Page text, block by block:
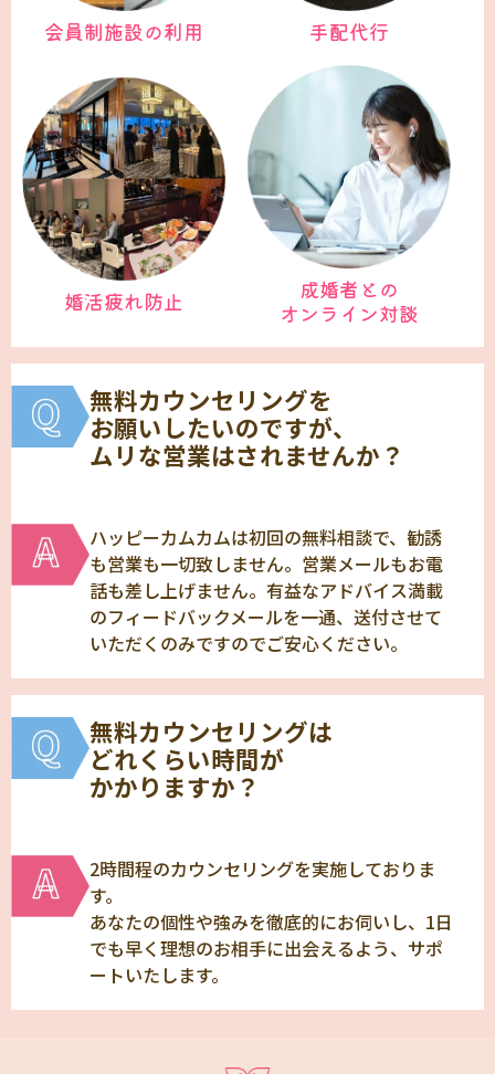
会員制施設の利用 手配代行
婚活疲れ防止
成婚者との
オンライン対談
無料カウンセリングを
お願いしたいのですが、
ムリな営業はされませんか？
ハッピーカムカムは初回の無料相談で、勧誘
も営業も一切致しません。営業メールもお電
話も差し上げません。有益なアドバイス満載
のフィードバックメールを一通、送付させて
いただくのみですのでご安心ください。
無料カウンセリングは
どれくらい時間が
かかりますか？
2時間程のカウンセリングを実施しておりま
す。
あなたの個性や強みを徹底的にお伺いし、1日
でも早く理想のお相手に出会えるよう、サポ
ートいたします。